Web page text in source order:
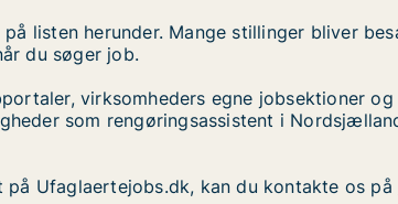
listen herunder. Mange stillinger bliver
du søger job.
virksomheders egne jobsektioner
som rengøringsassistent i
Ufaglaertejobs.dk, kan du kontakte os på